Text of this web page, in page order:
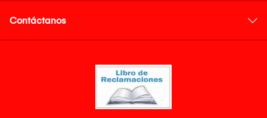
Contáctanos